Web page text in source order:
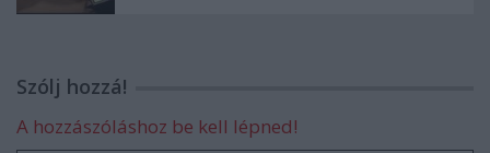
Szólj hozzá!
A hozzászóláshoz be kell lépned!